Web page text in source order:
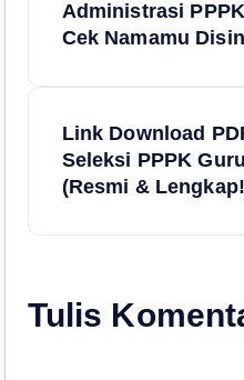
i
Administrasi
Cek Namamu
Link Download
Seleksi PPPK
(Resmi &
Tulis